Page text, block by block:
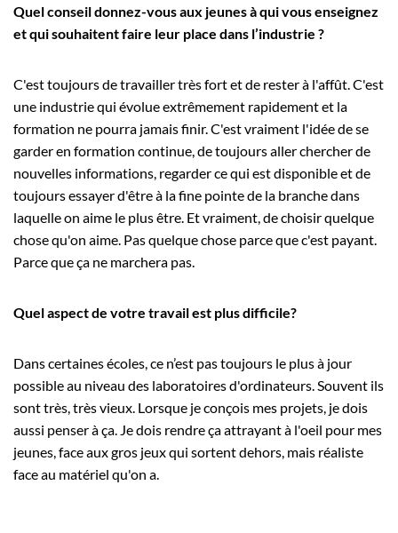
Quel conseil donnez-vous aux jeunes à qui vous enseignez
et qui souhaitent faire leur place dans l’industrie ?
C'est toujours de travailler très fort et de rester à l'affût. C'est
une industrie qui évolue extrêmement rapidement et la
formation ne pourra jamais finir. C'est vraiment l'idée de se
garder en formation continue, de toujours aller chercher de
nouvelles informations, regarder ce qui est disponible et de
toujours essayer d'être à la fine pointe de la branche dans
laquelle on aime le plus être. Et vraiment, de choisir quelque
chose qu'on aime. Pas quelque chose parce que c'est payant.
Parce que ça ne marchera pas.
Quel aspect de votre travail est plus difficile?
Dans certaines écoles, ce n’est pas toujours le plus à jour
possible au niveau des laboratoires d'ordinateurs. Souvent ils
sont très, très vieux. Lorsque je conçois mes projets, je dois
aussi penser à ça. Je dois rendre ça attrayant à l'oeil pour mes
jeunes, face aux gros jeux qui sortent dehors, mais réaliste
face au matériel qu'on a.